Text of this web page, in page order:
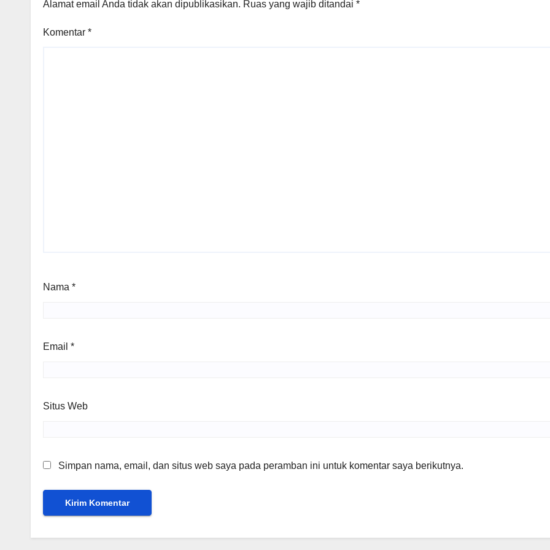
Alamat email Anda tidak akan dipublikasikan. Ruas yang wajib ditandai *
Komentar *
Nama *
Email *
Situs Web
Simpan nama, email, dan situs web saya pada peramban ini untuk komentar saya berikutnya.